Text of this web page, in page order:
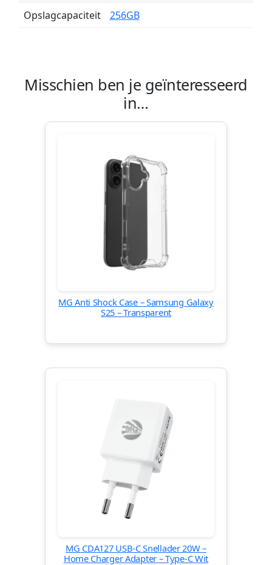
Opslagcapaciteit
256GB
Misschien ben je geïnteresseerd
in…
MG Anti Shock Case – Samsung Galaxy
S25 – Transparent
MG CDA127 USB-C Snellader 20W –
Home Charger Adapter – Type-C Wit